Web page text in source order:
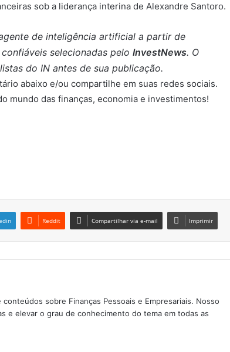
sob a liderança interina de Alexandre Santoro.
de inteligência artificial a partir de
selecionadas pelo InvestNews. O
do IN antes de sua publicação.
abaixo e/ou compartilhe em suas redes sociais.
mundo das finanças, economia e investimentos!
Reddit Compartilhar via e-mail Imprimir
sobre Finanças Pessoais e Empresariais. Nosso
e elevar o grau de conhecimento do tema em todas as